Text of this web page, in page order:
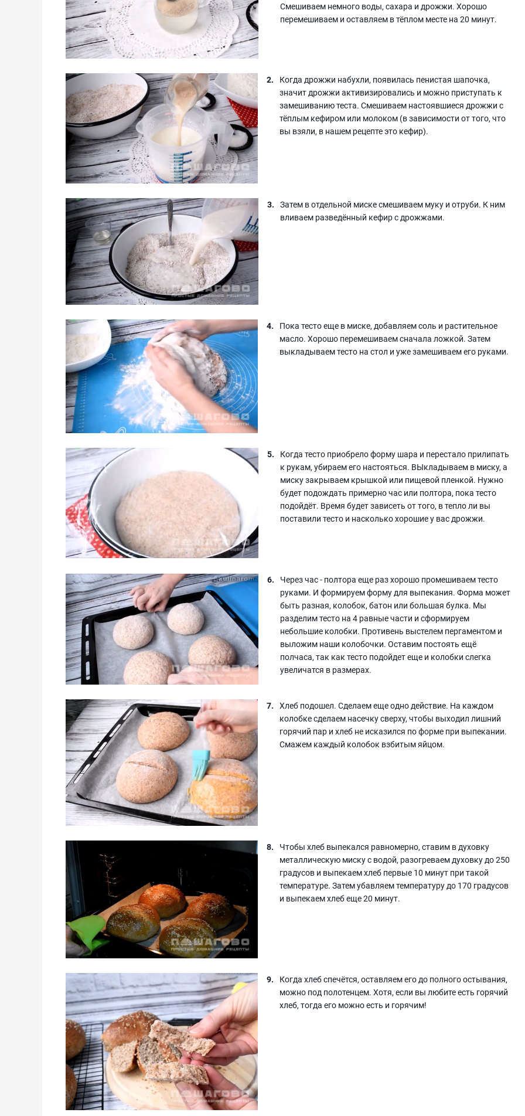
Смешиваем немного воды, сахара и дрожжи. Хорошо
перемешиваем и оставляем в тёплом месте на 20 минут.
Когда дрожжи набухли, появилась пенистая шапочка,
значит дрожжи активизировались и можно приступать к
замешиванию теста. Смешиваем настоявшиеся дрожжи с
тёплым кефиром или молоком (в зависимости от того, что
вы взяли, в нашем рецепте это кефир).
Затем в отдельной миске смешиваем муку и отруби. К ним
вливаем разведённый кефир с дрожжами.
Пока тесто еще в миске, добавляем соль и растительное
масло. Хорошо перемешиваем сначала ложкой. Затем
выкладываем тесто на стол и уже замешиваем его руками.
Когда тесто приобрело форму шара и перестало прилипать
к рукам, убираем его настояться. ВЫкладываем в миску, а
миску закрываем крышкой или пищевой пленкой. Нужно
будет подождать примерно час или полтора, пока тесто
подойдёт. Время будет зависеть от того, в тепло ли вы
поставили тесто и насколько хорошие у вас дрожжи.
Через час - полтора еще раз хорошо промешиваем тесто
руками. И формируем форму для выпекания. Форма может
быть разная, колобок, батон или большая булка. Мы
разделим тесто на 4 равные части и сформируем
небольшие колобки. Противень выстелем пергаментом и
выложим наши колобочки. Оставим постоять ещё
полчаса, так как тесто подойдет еще и колобки слегка
увеличатся в размерах.
Хлеб подошел. Сделаем еще одно действие. На каждом
колобке сделаем насечку сверху, чтобы выходил лишний
горячий пар и хлеб не исказился по форме при выпекании.
Смажем каждый колобок взбитым яйцом.
Чтобы хлеб выпекался равномерно, ставим в духовку
металлическую миску с водой, разогреваем духовку до 250
градусов и выпекаем хлеб первые 10 минут при такой
температуре. Затем убавляем температуру до 170 градусов
и выпекаем хлеб еще 20 минут.
Когда хлеб спечётся, оставляем его до полного остывания,
можно под полотенцем. Хотя, если вы любите есть горячий
хлеб, тогда его можно есть и горячим!